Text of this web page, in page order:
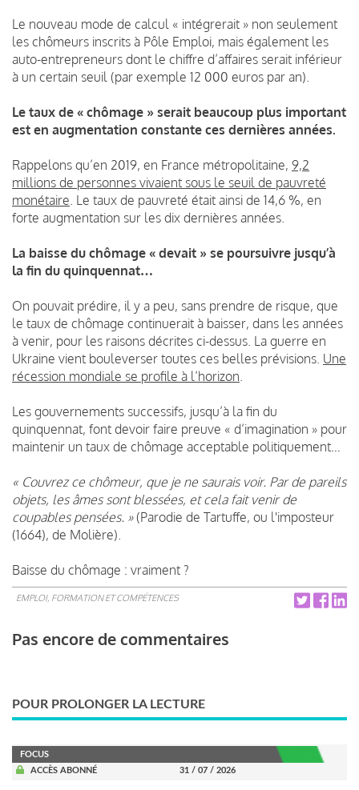
Le nouveau mode de calcul « intégrerait » non seulement
les chômeurs inscrits à Pôle Emploi, mais également les
auto-entrepreneurs dont le chiffre d’affaires serait inférieur
à un certain seuil (par exemple 12 000 euros par an).
Le taux de « chômage » serait beaucoup plus important
est en augmentation constante ces dernières années.
Rappelons qu’en 2019, en France métropolitaine, 9,2
millions de personnes vivaient sous le seuil de pauvreté
monétaire . Le taux de pauvreté était ainsi de 14,6 %, en
forte augmentation sur les dix dernières années.
La baisse du chômage « devait » se poursuivre jusqu’à
la fin du quinquennat…
On pouvait prédire, il y a peu, sans prendre de risque, que
le taux de chômage continuerait à baisser, dans les années
à venir, pour les raisons décrites ci-dessus. La guerre en
Ukraine vient bouleverser toutes ces belles prévisions. Une
récession mondiale se profile à l’horizon
Les gouvernements successifs, jusqu’à la fin du
quinquennat, font devoir faire preuve « d’imagination » pour
maintenir un taux de chômage acceptable politiquement…
« Couvrez ce chômeur, que je ne saurais voir. Par de pareils
objets, les âmes sont blessées, et cela fait venir de
coupables pensées. »(Parodie de Tartuffe, ou l'imposteur
(1664), de Molière).
Baisse du chômage : vraiment ?
EMPLOI, FORMATION ET COMPÉTENCES
Pas encore de commentaires
POUR PROLONGER LA LECTURE
FOCUS
ACCÈS ABONNÉ
31 / 07 / 2026